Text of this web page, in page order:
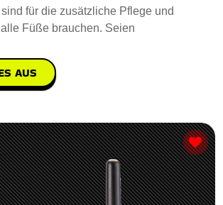
für die zusätzliche Pflege und
Füße brauchen. Seien
AUS